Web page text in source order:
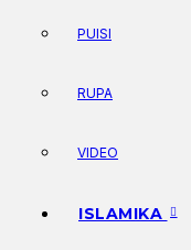
PUISI
RUPA
VIDEO
ISLAMIKA